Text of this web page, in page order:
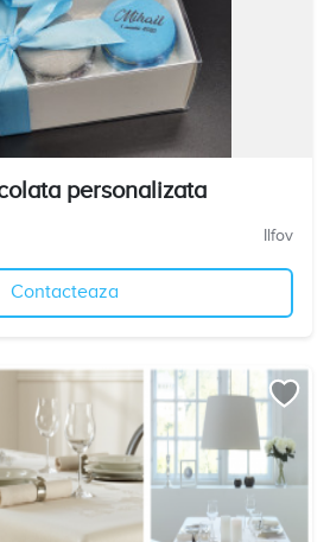
personalizata
Ilfov
Contacteaza